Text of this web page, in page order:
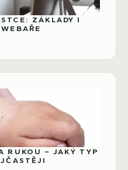
ZÁKLADY I
RUKOU – JAKÝ TYP